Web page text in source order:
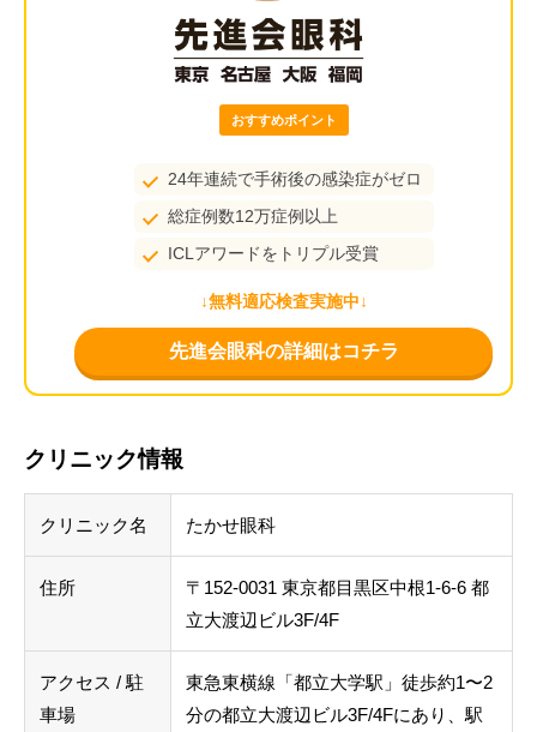
おすすめポイント
24年連続で手術後の感染症がゼロ
総症例数12万症例以上
ICLアワードをトリプル受賞
↓無料適応検査実施中↓
先進会眼科の詳細はコチラ
クリニック情報
クリニック名 たかせ眼科
住所
〒152-0031 東京都目黒区中根1-6-6 都
立大渡辺ビル3F/4F
アクセス / 駐
車場
東急東横線「都立大学駅」徒歩約1〜2
分の都立大渡辺ビル3F/4Fにあり、駅